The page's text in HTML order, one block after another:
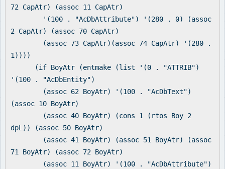
72 CapAtr) (assoc 11 CapAtr)
'(100 . "AcDbAttribute") '(280 . 0) (assoc
2 CapAtr) (assoc 70 CapAtr)
(assoc 73 CapAtr)(assoc 74 CapAtr) '(280 .
1))))
(if BoyAtr (entmake (list '(0 . "ATTRIB")
'(100 . "AcDbEntity")
(assoc 62 BoyAtr) '(100 . "AcDbText")
(assoc 10 BoyAtr)
(assoc 40 BoyAtr) (cons 1 (rtos Boy 2
dpL)) (assoc 50 BoyAtr)
(assoc 41 BoyAtr) (assoc 51 BoyAtr) (assoc
71 BoyAtr) (assoc 72 BoyAtr)
(assoc 11 BoyAtr) '(100 . "AcDbAttribute")